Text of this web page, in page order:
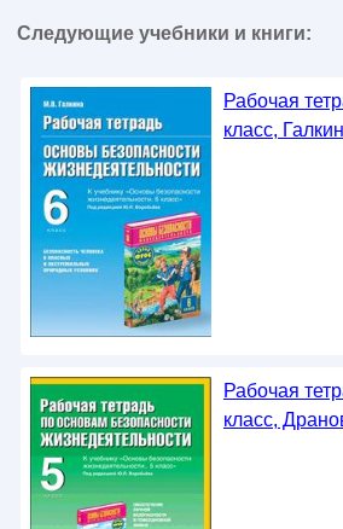
Следующие учебники и книги:
Рабочая
класс,
Рабочая
класс,